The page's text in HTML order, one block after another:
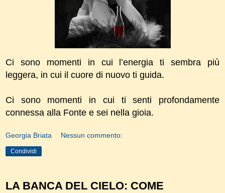
Ci sono momenti in cui l’energia ti sembra più
leggera, in cui il cuore di nuovo ti guida.
Ci sono momenti in cui ti senti profondamente
connessa alla Fonte e sei nella gioia.
Georgia Briata Nessun commento:
Condividi
LA BANCA DEL CIELO: COME